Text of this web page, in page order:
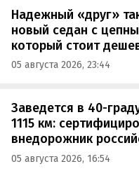
Надежный «друг»
новый седан с
который стоит
05 августа 2026, 23:44
Заведется в 40-
1115 км:
внедорожник
05 августа 2026, 16:54